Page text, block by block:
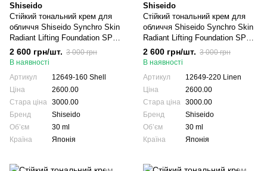
Shiseido
Стійкий тональний крем для
обличчя Shiseido Synchro Skin
Radiant Lifting Foundation SPF
30 160 Shell 30 мл
2 600 грн/шт. 3 000 грн
В наявності
Артикул
12649-160 Shell
Ціна
2600.00
Стара ціна 3000.00
Бренд
Shiseido
Обʼєм
30 ml
Країна
Японія
Shiseido
Стійкий тональний крем для
обличчя Shiseido Synchro Skin
Radiant Lifting Foundation SPF
30 220 Linen 30 мл
2 600 грн/шт. 3 000 грн
В наявності
Артикул
12649-220 Linen
Ціна
2600.00
Стара ціна 3000.00
Бренд
Shiseido
Обʼєм
30 ml
Країна
Японія